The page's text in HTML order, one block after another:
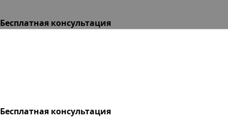
Бесплатная консультация
Бесплатная консультация